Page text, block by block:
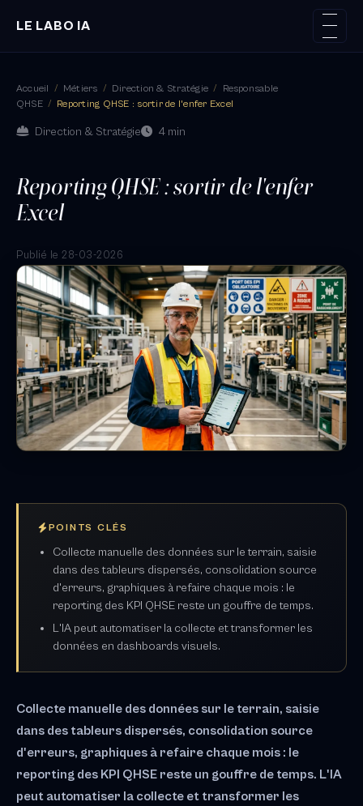
LE LABO IA
Accueil / Métiers / Direction & Stratégie /
Responsable
QHSE / Reporting QHSE : sortir de l'enfer Excel
Direction & Stratégie 4 min
Reporting QHSE : sortir de l'enfer
Excel
Publié le 28-03-2026
POINTS CLÉS
Collecte manuelle des données sur le terrain, saisie
dans des tableurs dispersés, consolidation source
d'erreurs, graphiques à refaire chaque mois : le
reporting des KPI QHSE reste un gouffre de temps.
L'IA peut automatiser la collecte et transformer les
données en dashboards visuels.
Collecte manuelle des données sur le terrain, saisie
dans des tableurs dispersés, consolidation source
d'erreurs, graphiques à refaire chaque mois : le
reporting des KPI QHSE reste un gouffre de temps. L'IA
peut automatiser la collecte et transformer les